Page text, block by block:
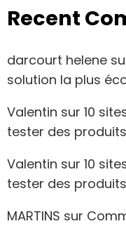
Recent
darcourt helene
solution la plus
Valentin sur 10
tester des
Valentin sur 10
tester des
MARTINS sur